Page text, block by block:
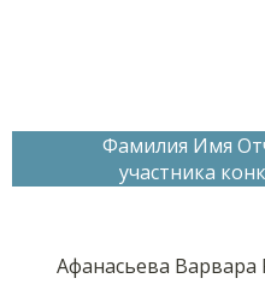
Фамилия Имя
участника
Афанасьева